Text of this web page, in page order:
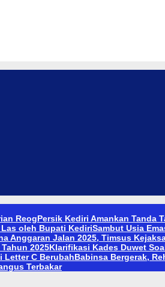
ReogPersik Kediri Amankan Tanda
oleh Bupati KediriSambut Usia
Anggaran Jalan 2025, Timsus
2025Klarifikasi Kades Duwet
Letter C BerubahBabinsa Bergerak,
Terbakar